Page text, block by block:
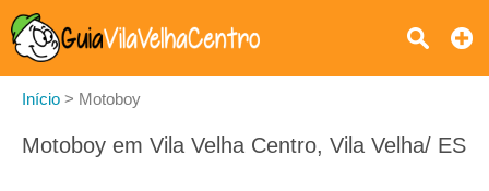
Início > Motoboy
Motoboy em Vila Velha Centro, Vila Velha/ ES